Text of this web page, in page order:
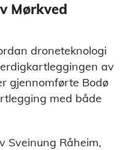
Mørkved
droneteknologi
av
gjennomførte Bodø
med både
Sveinung Råheim,